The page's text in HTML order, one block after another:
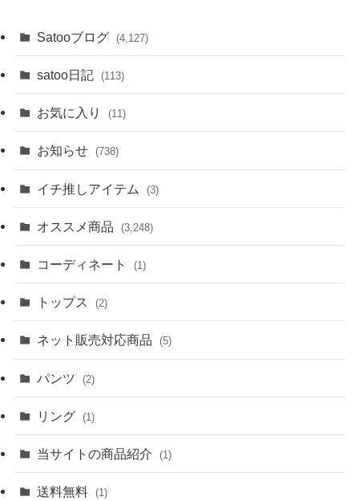
Satooブログ (4,127)
satoo日記 (113)
お気に入り (11)
お知らせ (738)
イチ推しアイテム (3)
オススメ商品 (3,248)
コーディネート (1)
トップス (2)
ネット販売対応商品 (5)
パンツ (2)
リング (1)
当サイトの商品紹介 (1)
送料無料 (1)